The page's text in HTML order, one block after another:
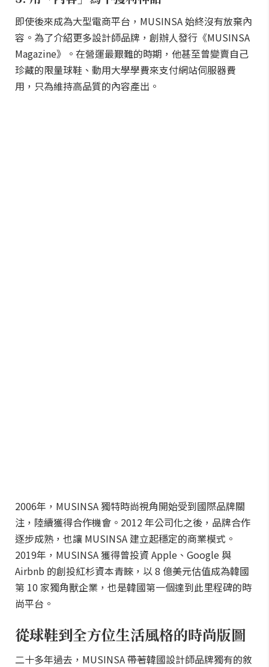
即使後來成為大型電商平台，MUSINSA 始終沒有放棄內
容。為了介紹更多設計師品牌，創辦人發行《MUSINSA
Magazine》。在營運最艱難的時期，他甚至曾變賣自己
珍藏的限量球鞋、動用大學學費來支付網站伺服器費
用，只為維持高品質的內容產出。
2006年，MUSINSA 獨特時尚視角開始受到國際品牌關
注，陸續獲得合作機會。2012 年公司化之後，品牌合作
逐步成熟，也讓 MUSINSA 建立起穩定的商業模式。
2019年，MUSINSA 獲得曾投資 Apple、Google 與
Airbnb 的創投紅杉資本青睞，以 8 億美元估值成為韓國
第 10 家獨角獸企業，也是韓國第一個達到此里程碑的時
尚平台。
從球鞋到全方位生活風格的時尚版圖
二十多年過去，MUSINSA 帶著韓國設計師品牌獨有的敘